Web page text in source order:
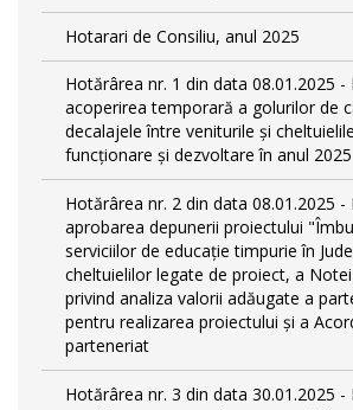
Hotarari de Consiliu, anul 2025
Hotărârea nr. 1 din data 08.01.2025
acoperirea temporară a golurilor de
decalajele între veniturile și
funcționare și dezvoltare în anul 2025
Hotărârea nr. 2 din data 08.01.2025
aprobarea depunerii proiectului
serviciilor de educație timpurie în
cheltuielilor legate de proiect, a
privind analiza valorii adăugate a
pentru realizarea proiectului și a
parteneriat
Hotărârea nr. 3 din data 30.01.2025